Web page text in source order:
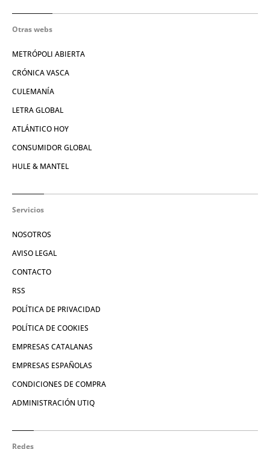
Otras webs
METRÓPOLI ABIERTA
CRÓNICA VASCA
CULEMANÍA
LETRA GLOBAL
ATLÁNTICO HOY
CONSUMIDOR GLOBAL
HULE & MANTEL
Servicios
NOSOTROS
AVISO LEGAL
CONTACTO
RSS
POLÍTICA DE PRIVACIDAD
POLÍTICA DE COOKIES
EMPRESAS CATALANAS
EMPRESAS ESPAÑOLAS
CONDICIONES DE COMPRA
ADMINISTRACIÓN UTIQ
Redes